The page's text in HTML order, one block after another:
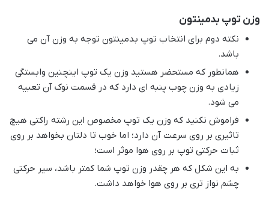
وزن توپ بدمینتون
نکته دوم برای انتخاب توپ بدمینتون توجه به وزن آن می
باشد.
همانطور که مستحضر هستید وزن یک توپ اینچنین وابستگی
زیادی به وزن چوب پنبه ای دارد که در قسمت نوک آن تعبیه
می شود.
فراموش نکنید که وزن یک توپ مخصوص این رشته راکتی هیچ
تاثیری بر روی سرعت آن دارد؛ اما خوب تا دلتان بخواهد بر روی
ثبات حرکتی توپ بر روی هوا موثر است؛
به این شکل که هر چقدر وزن توپ شما کمتر باشد، سیر حرکتی
چشم نواز تری بر روی هوا خواهد داشت.